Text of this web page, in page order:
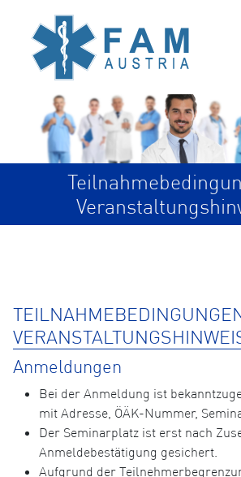
Anmeldungen
Bei der Anmeldung ist
mit Adresse, ÖÄK-Nummer,
Der Seminarplatz ist erst nach
Anmeldebestätigung gesichert.
Aufgrund der